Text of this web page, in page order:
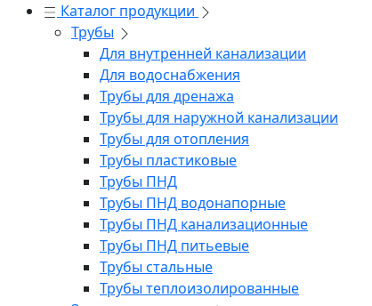
Каталог продукции
Трубы
Для внутренней канализации
Для водоснабжения
Трубы для дренажа
Трубы для наружной канализации
Трубы для отопления
Трубы пластиковые
Трубы ПНД
Трубы ПНД водонапорные
Трубы ПНД канализационные
Трубы ПНД питьевые
Трубы стальные
Трубы теплоизолированные